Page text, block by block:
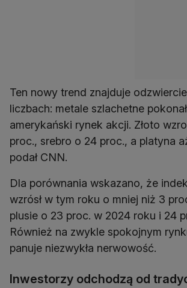
Ten nowy trend znajduje
liczbach: metale szlachetne
amerykański rynek akcji. Złoto
proc., srebro o 24 proc., a platyna
podał CNN.
Dla porównania wskazano, że
wzrósł w tym roku o mniej niż 3
plusie o 23 proc. w 2024 roku i 24
Również na zwykle spokojnym
panuje niezwykła nerwowość.
Inwestorzy odchodzą od